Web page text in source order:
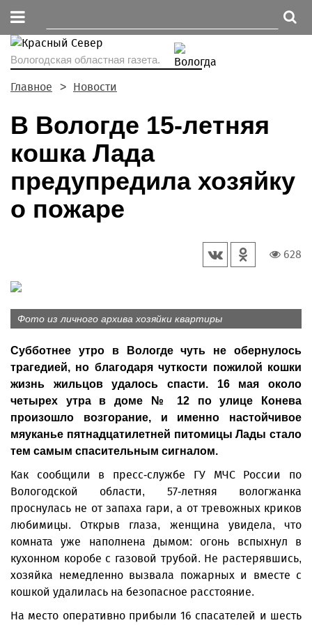
Вологодская областная газета.
Главное Новости
В Вологде 15-летняя
кошка Лада
предупредила хозяйку
о пожаре
628
Фото из личного архива хозяйки квартиры
Субботнее утро в Вологде чуть не обернулось
трагедией, но благодаря чуткости пожилой кошки
жизнь жильцов удалось спасти. 16 мая около
четырех утра в доме № 12 по улице Конева
произошло возгорание, и именно настойчивое
мяуканье пятнадцатилетней питомицы Лады стало
тем самым спасительным сигналом.
Как сообщили в пресс-службе ГУ МЧС России по
Вологодской области, 57-летняя вологжанка
проснулась не от запаха гари, а от тревожных криков
любимицы. Открыв глаза, женщина увидела, что
комната уже наполнена дымом: огонь вспыхнул в
кухонном коробе с газовой трубой. Не растерявшись,
хозяйка немедленно вызвала пожарных и вместе с
кошкой удалилась на безопасное расстояние.
На место оперативно прибыли 16 спасателей и шесть